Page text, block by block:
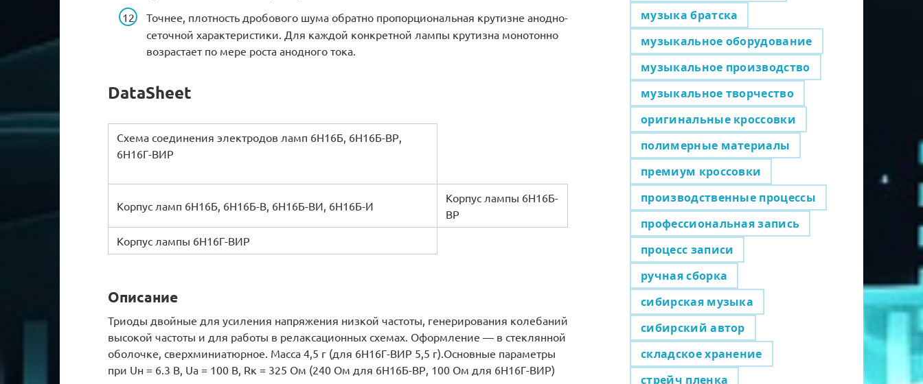
Точнее, плотность дробового шума обратно пропорциональная крутизне анодно-
сеточной характеристики. Для каждой конкретной лампы крутизна монотонно
возрастает по мере роста анодного тока.
DataSheet
Схема соединения электродов ламп 6Н16Б, 6Н16Б-ВР,
6Н16Г-ВИР
Корпус ламп 6Н16Б, 6Н16Б-В, 6Н16Б-ВИ, 6Н16Б-И
Корпус лампы 6Н16Б-
ВР
Корпус лампы 6Н16Г-ВИР
Описание
Триоды двойные для усиления напряжения низкой частоты, генерирования колебаний
высокой частоты и для работы в релаксационных схемах. Оформление — в стеклянной
оболочке, сверхминиатюрное. Масса 4,5 г (для 6Н16Г-ВИР 5,5 г).Основные параметры
при Uн = 6.3 В, Ua = 100 В, Rк = 325 Ом (240 Ом для 6Н16Б-ВР, 100 Ом для 6Н16Г-ВИР)
музыка братска
музыкальное оборудование
музыкальное производство
музыкальное творчество
оригинальные кроссовки
полимерные материалы
премиум кроссовки
производственные процессы
профессиональная запись
процесс записи
ручная сборка
сибирская музыка
сибирский автор
складское хранение
стрейч пленка